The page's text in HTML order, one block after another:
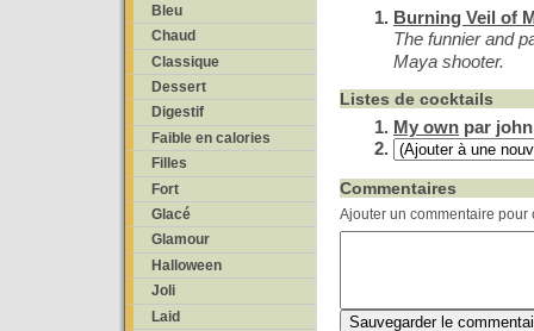
Bleu
Chaud
Classique
Dessert
Digestif
Faible en calories
Filles
Fort
Glacé
Glamour
Halloween
Joli
Laid
Burning Veil of
The funnier and
Maya shooter.
Listes de cocktails
My own par
Commentaires
Ajouter un commentaire pour